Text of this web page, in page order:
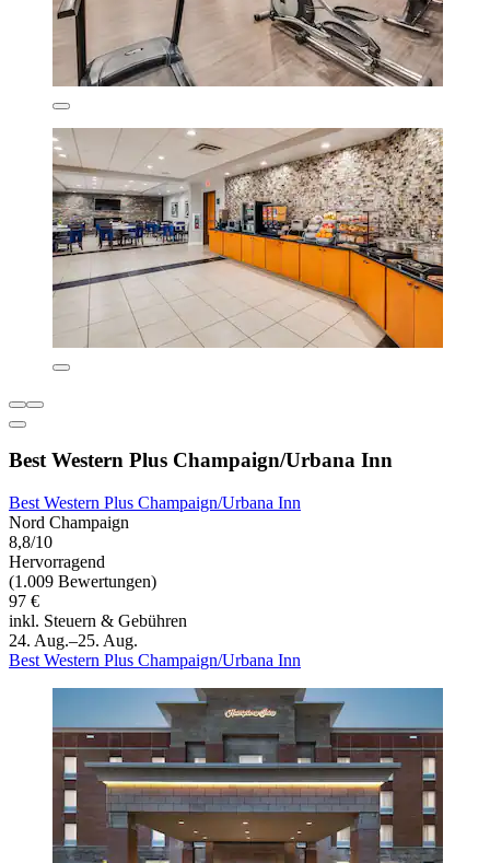
Best Western Plus Champaign/Urbana Inn
Best Western Plus Champaign/Urbana Inn
Nord Champaign
8,8/10
Hervorragend
(1.009 Bewertungen)
97 €
inkl. Steuern & Gebühren
24. Aug.–25. Aug.
Best Western Plus Champaign/Urbana Inn